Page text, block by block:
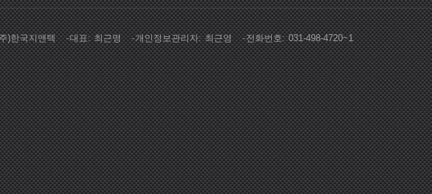
)한국지앤텍 대표 최근영 개인정보관리자 최근영 전화번호 031-498-4720~1